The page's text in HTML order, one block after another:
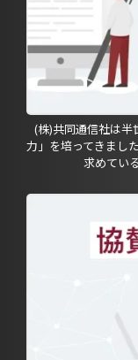
(株)共同通信社は半
力」を培ってきまし
求めてい